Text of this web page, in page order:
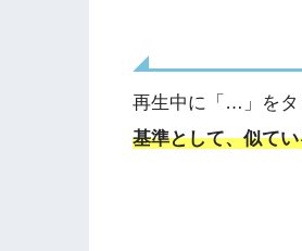
再生中に「…」をタ
基準として、似て